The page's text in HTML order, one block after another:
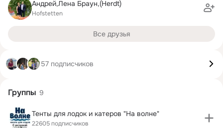
Андрей,Лена Браун,(Herdt)
Hofstetten
Все друзья
57 подписчиков
Группы 9
Тенты для лодок и катеров "На волне"
22605 подписчиков